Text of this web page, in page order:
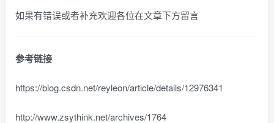
如果有错误或者补充欢迎各位在文章下方留言
参考链接
https://blog.csdn.net/reyleon/article/details/12976341
http://www.zsythink.net/archives/1764